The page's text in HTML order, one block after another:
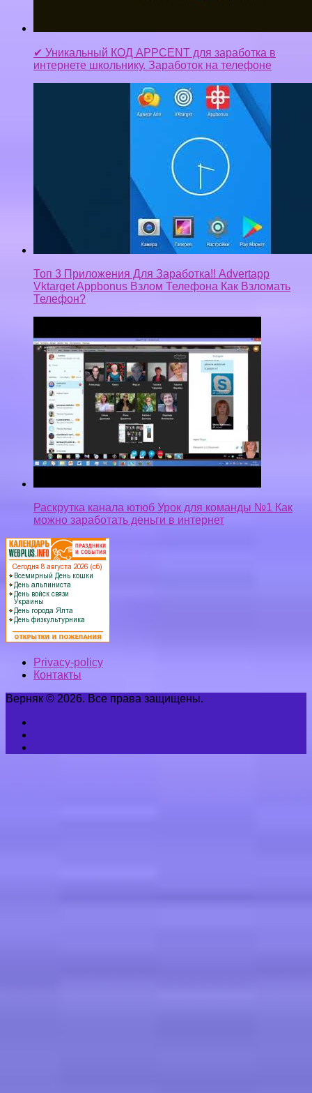
✔ Уникальный КОД APPCENT для заработка в
интернете школьнику. Заработок на телефоне
Топ 3 Приложения Для Заработка!! Advertapp
Vktarget Appbonus Взлом Телефона Как Взломать
Телефон?
Раскрутка канала ютюб Урок для команды №1 Как
можно заработать деньги в интернет
Privacy-policy
Контакты
Верняк © 2026. Все права защищены.